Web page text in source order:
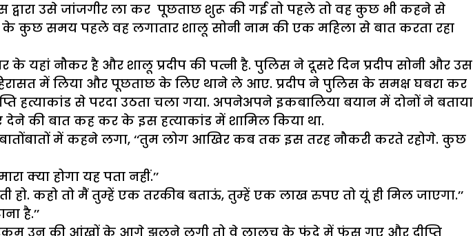
द्वारा उसे जांजगीर ला कर पूछताछ शुरू की गई तो पहले तो वह कुछ भी कहने से
कुछ समय पहले वह लगातार शालू सोनी नाम की एक महिला से बात करता रहा
यहां नौकर है और शालू प्रदीप की पत्नी है. पुलिस ने दूसरे दिन प्रदीप सोनी और उस
में लिया और पूछताछ के लिए थाने ले आए. प्रदीप ने पुलिस के समक्ष घबरा कर
हत्याकांड से परदा उठता चला गया. अपनेअपने इकबालिया बयान में दोनों ने बताया
देने की बात कह कर के इस हत्याकांड में शामिल किया था.
में कहने लगा, ‘‘तुम लोग आखिर कब तक इस तरह नौकरी करते रहोगे. कुछ
क्या होगा यह पता नहीं.’’
हो. कहो तो मैं तुम्हें एक तरकीब बताऊं, तुम्हें एक लाख रुपए तो यूं ही मिल जाएगा.’’
है.’’
रकम उन की आंखों के आगे झूलने लगी तो वे लालच के फंदे में फंस गए और दीप्ति